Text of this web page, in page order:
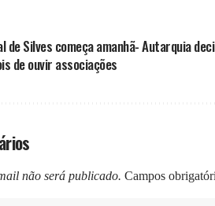
de Silves começa amanhã- Autarquia
de ouvir associações
não será publicado. Campos